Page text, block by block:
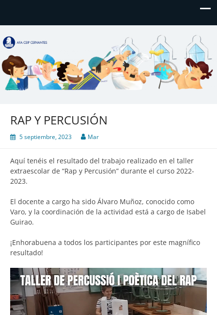
AFA CEIP Cervantes València
AFA CEIP Cervantes València
RAP Y PERCUSIÓN
5 septiembre, 2023 Mar
Aquí tenéis el resultado del trabajo realizado en el taller
extraescolar de “Rap y Percusión” durante el curso 2022-
2023.
El docente a cargo ha sido Álvaro Muñoz, conocido como
Varo, y la coordinación de la actividad está a cargo de Isabel
Guirao.
¡Enhorabuena a todos los participantes por este magnífico
resultado!